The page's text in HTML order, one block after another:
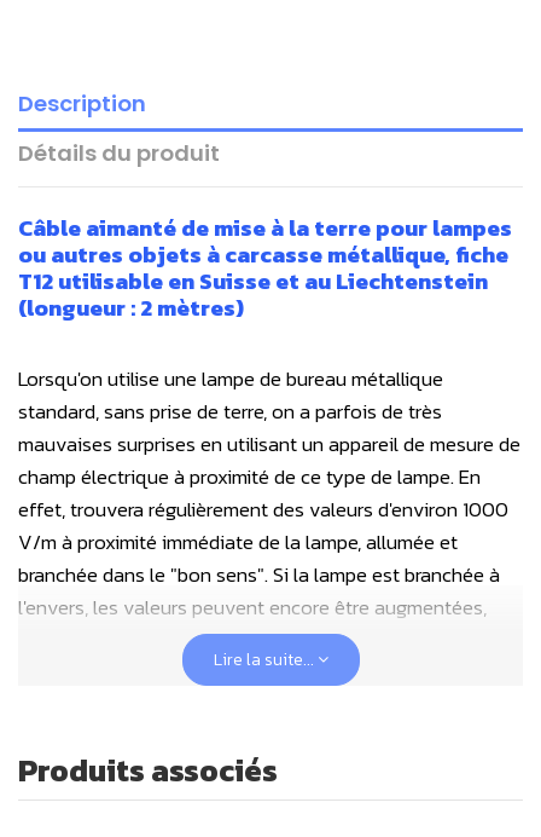
Description
Détails du produit
Câble aimanté de mise à la terre pour lampes
ou autres objets à carcasse métallique, fiche
T12 utilisable en Suisse et au Liechtenstein
(longueur : 2 mètres)
Lorsqu'on utilise une lampe de bureau métallique
standard, sans prise de terre, on a parfois de très
mauvaises surprises en utilisant un appareil de mesure de
champ électrique à proximité de ce type de lampe. En
effet, trouvera régulièrement des valeurs d'environ 1000
V/m à proximité immédiate de la lampe, allumée et
branchée dans le "bon sens". Si la lampe est branchée à
l'envers, les valeurs peuvent encore être augmentées,
identifiez cette problématique avec un détecteur de
champ électrique sonore.
permettra réduire considérablement cette pollution, qui
restera légèrement supérieure à celle d'une lampe blindée
Lire la suite...
Produits associés